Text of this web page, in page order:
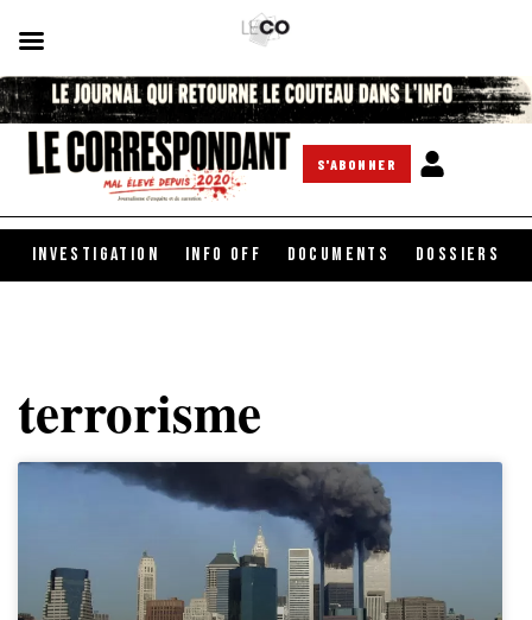
S'ABONNER
INVESTIGATION INFO OFF DOCUMENTS DOSSIERS
terrorisme